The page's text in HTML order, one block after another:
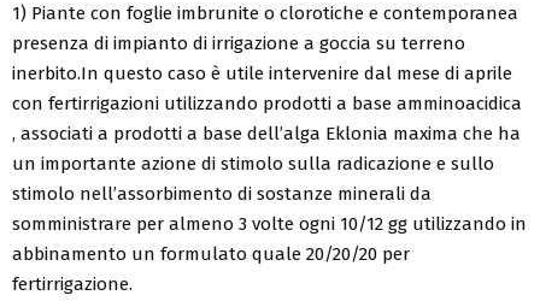
1) Piante con foglie imbrunite o clorotiche e contemporanea
presenza di impianto di irrigazione a goccia su terreno
inerbito.In questo caso è utile intervenire dal mese di aprile
con fertirrigazioni utilizzando prodotti a base amminoacidica
, associati a prodotti a base dell’alga Eklonia maxima che ha
un importante azione di stimolo sulla radicazione e sullo
stimolo nell’assorbimento di sostanze minerali da
somministrare per almeno 3 volte ogni 10/12 gg utilizzando in
abbinamento un formulato quale 20/20/20 per
fertirrigazione.